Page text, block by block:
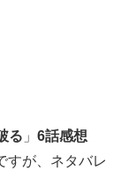
る 」 6話感想
すが、ネタバレ